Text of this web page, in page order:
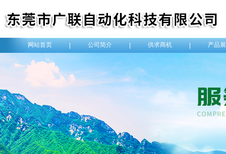
网站首页 公司简介 供求商机 产品